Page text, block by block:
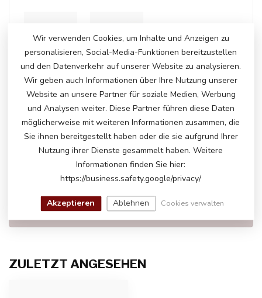
+
€258,95
€251,50
HABEN SIE FRAGEN ZU DIESEM
PRODUKT?
überinfo@atoys.nloder +31 40 282 7447
helfen Ihnen gerne weiter!
ZULETZT ANGESEHEN
Wir verwenden Cookies, um Inhalte und Anzeigen zu
personalisieren, Social-Media-Funktionen bereitzustellen
und den Datenverkehr auf unserer Website zu analysieren.
Wir geben auch Informationen über Ihre Nutzung unserer
Website an unsere Partner für soziale Medien, Werbung
und Analysen weiter. Diese Partner führen diese Daten
möglicherweise mit weiteren Informationen zusammen, die
Sie ihnen bereitgestellt haben oder die sie aufgrund Ihrer
Nutzung ihrer Dienste gesammelt haben. Weitere
Informationen finden Sie hier:
https://business.safety.google/privacy/
Akzeptieren Ablehnen Cookies verwalten